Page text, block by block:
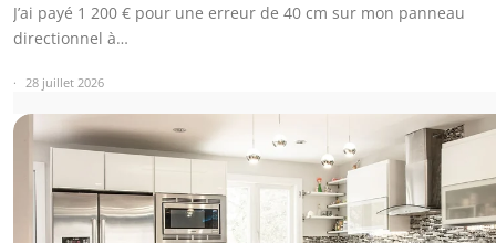
J’ai payé 1 200 € pour une erreur de 40 cm sur mon panneau
directionnel à…
28 juillet 2026